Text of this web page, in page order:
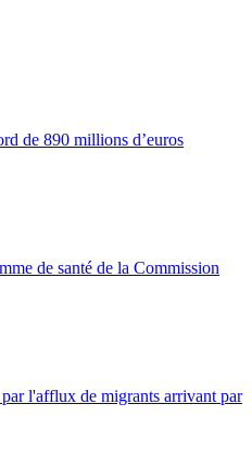
de 890 millions d’euros
de santé de la Commission
l'afflux de migrants arrivant par